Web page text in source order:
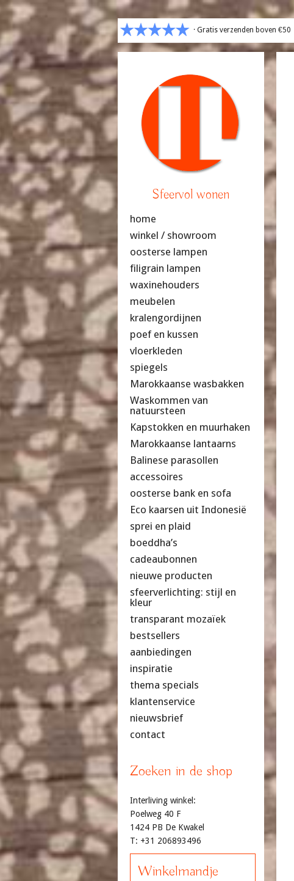
· Gratis verzenden boven €50
Sfeervol wonen
home
winkel / showroom
oosterse lampen
filigrain lampen
waxinehouders
meubelen
kralengordijnen
poef en kussen
vloerkleden
spiegels
Marokkaanse wasbakken
Waskommen van
natuursteen
Kapstokken en muurhaken
Marokkaanse lantaarns
Balinese parasollen
accessoires
oosterse bank en sofa
Eco kaarsen uit Indonesië
sprei en plaid
boeddha’s
cadeaubonnen
nieuwe producten
sfeerverlichting: stijl en
kleur
transparant mozaïek
bestsellers
aanbiedingen
inspiratie
thema specials
klantenservice
nieuwsbrief
contact
Zoeken in de shop
Interliving winkel:
Poelweg 40 F
1424 PB De Kwakel
T: +31 206893496
Winkelmandje